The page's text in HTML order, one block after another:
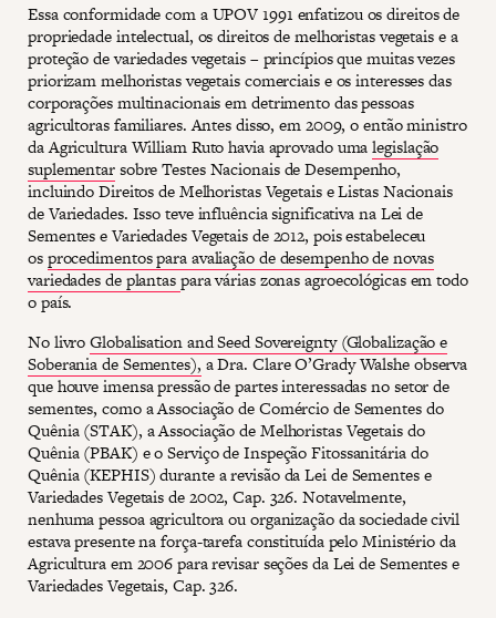
Essa conformidade com a UPOV 1991 enfatizou os direitos de
propriedade intelectual, os direitos de melhoristas vegetais e a
proteção de variedades vegetais – princípios que muitas vezes
priorizam melhoristas vegetais comerciais e os interesses das
corporações multinacionais em detrimento das pessoas
agricultoras familiares. Antes disso, em 2009, o então ministro
da Agricultura William Ruto havia aprovado umalegislação
suplementarsobre Testes Nacionais de Desempenho,
incluindo Direitos de Melhoristas Vegetais e Listas Nacionais
de Variedades. Isso teve influência significativa na Lei de
Sementes e Variedades Vegetais de 2012, pois estabeleceu
osprocedimentos para avaliação de desempenho de novas
variedades de plantaspara várias zonas agroecológicas em todo
o país.
No livroGlobalisation and Seed Sovereignty (Globalização e
Soberania de Sementes), a Dra. Clare O’Grady Walshe observa
que houve imensa pressão de partes interessadas no setor de
sementes, como a Associação de Comércio de Sementes do
Quênia (STAK), a Associação de Melhoristas Vegetais do
Quênia (PBAK) e o Serviço de Inspeção Fitossanitária do
Quênia (KEPHIS) durante a revisão da Lei de Sementes e
Variedades Vegetais de 2002, Cap. 326. Notavelmente,
nenhuma pessoa agricultora ou organização da sociedade civil
estava presente na força-tarefa constituída pelo Ministério da
Agricultura em 2006 para revisar seções da Lei de Sementes e
Variedades Vegetais, Cap. 326.